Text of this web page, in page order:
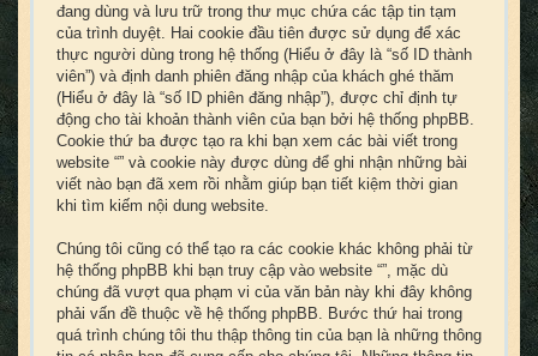
đang dùng và lưu trữ trong thư mục chứa các tập tin tạm
của trình duyệt. Hai cookie đầu tiên được sử dụng để xác
thực người dùng trong hệ thống (Hiểu ở đây là “số ID thành
viên”) và định danh phiên đăng nhập của khách ghé thăm
(Hiểu ở đây là “số ID phiên đăng nhập”), được chỉ định tự
động cho tài khoản thành viên của bạn bởi hệ thống phpBB.
Cookie thứ ba được tạo ra khi bạn xem các bài viết trong
website “” và cookie này được dùng để ghi nhận những bài
viết nào bạn đã xem rồi nhằm giúp bạn tiết kiệm thời gian
khi tìm kiếm nội dung website.
Chúng tôi cũng có thể tạo ra các cookie khác không phải từ
hệ thống phpBB khi bạn truy cập vào website “”, mặc dù
chúng đã vượt qua phạm vi của văn bản này khi đây không
phải vấn đề thuộc về hệ thống phpBB. Bước thứ hai trong
quá trình chúng tôi thu thập thông tin của bạn là những thông